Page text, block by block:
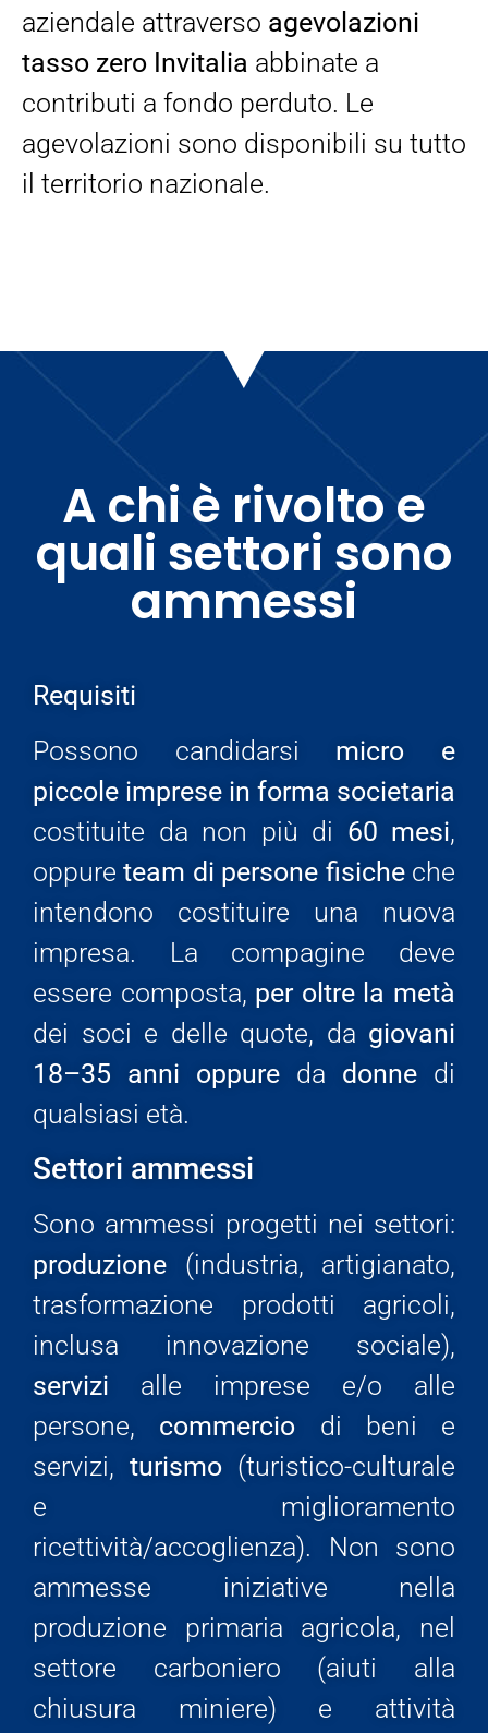
aziendale attraverso agevolazioni
tasso zero Invitalia abbinate a
contributi a fondo perduto. Le
agevolazioni sono disponibili su tutto
il territorio nazionale.
A chi è rivolto e
quali settori sono
ammessi
Requisiti
Possono candidarsi micro e
piccole imprese in forma societaria
costituite da non più di 60 mesi,
oppureteam di persone fisicheche
intendono costituire una nuova
impresa. La compagine deve
essere composta, per oltre la metà
dei soci e delle quote, da giovani
18–35 anni oppure da donne di
qualsiasi età.
Settori ammessi
Sono ammessi progetti nei settori:
produzione (industria, artigianato,
trasformazione prodotti agricoli,
inclusa innovazione sociale),
servizi alle imprese e/o alle
persone, commercio di beni e
servizi, turismo (turistico-culturale
e miglioramento
ricettività/accoglienza). Non sono
ammesse iniziative nella
produzione primaria agricola, nel
settore carboniero (aiuti alla
chiusura miniere) e attività